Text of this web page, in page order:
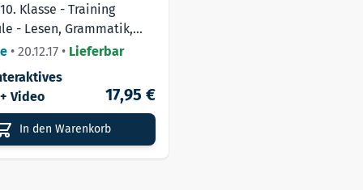
Klasse - Training
- Lesen, Grammatik,
Schreiben, Mediation
• 20.12.17 • Lieferbar
Video
17,95 €
In den Warenkorb